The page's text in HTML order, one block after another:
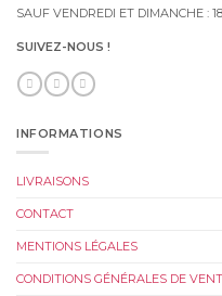
SAUF VENDREDI ET DIMANCHE :
SUIVEZ-NOUS !
INFORMATIONS
LIVRAISONS
CONTACT
MENTIONS LÉGALES
CONDITIONS GÉNÉRALES DE